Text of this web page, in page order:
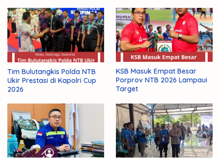
Tim Bulutangkis Polda NTB
Ukir Prestasi di Kapolri Cup
2026
KSB Masuk Empat Besar
Porprov NTB 2026 Lampaui
Target